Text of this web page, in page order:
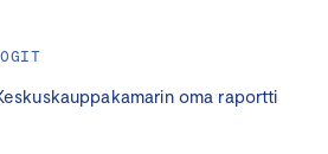
oma raportti